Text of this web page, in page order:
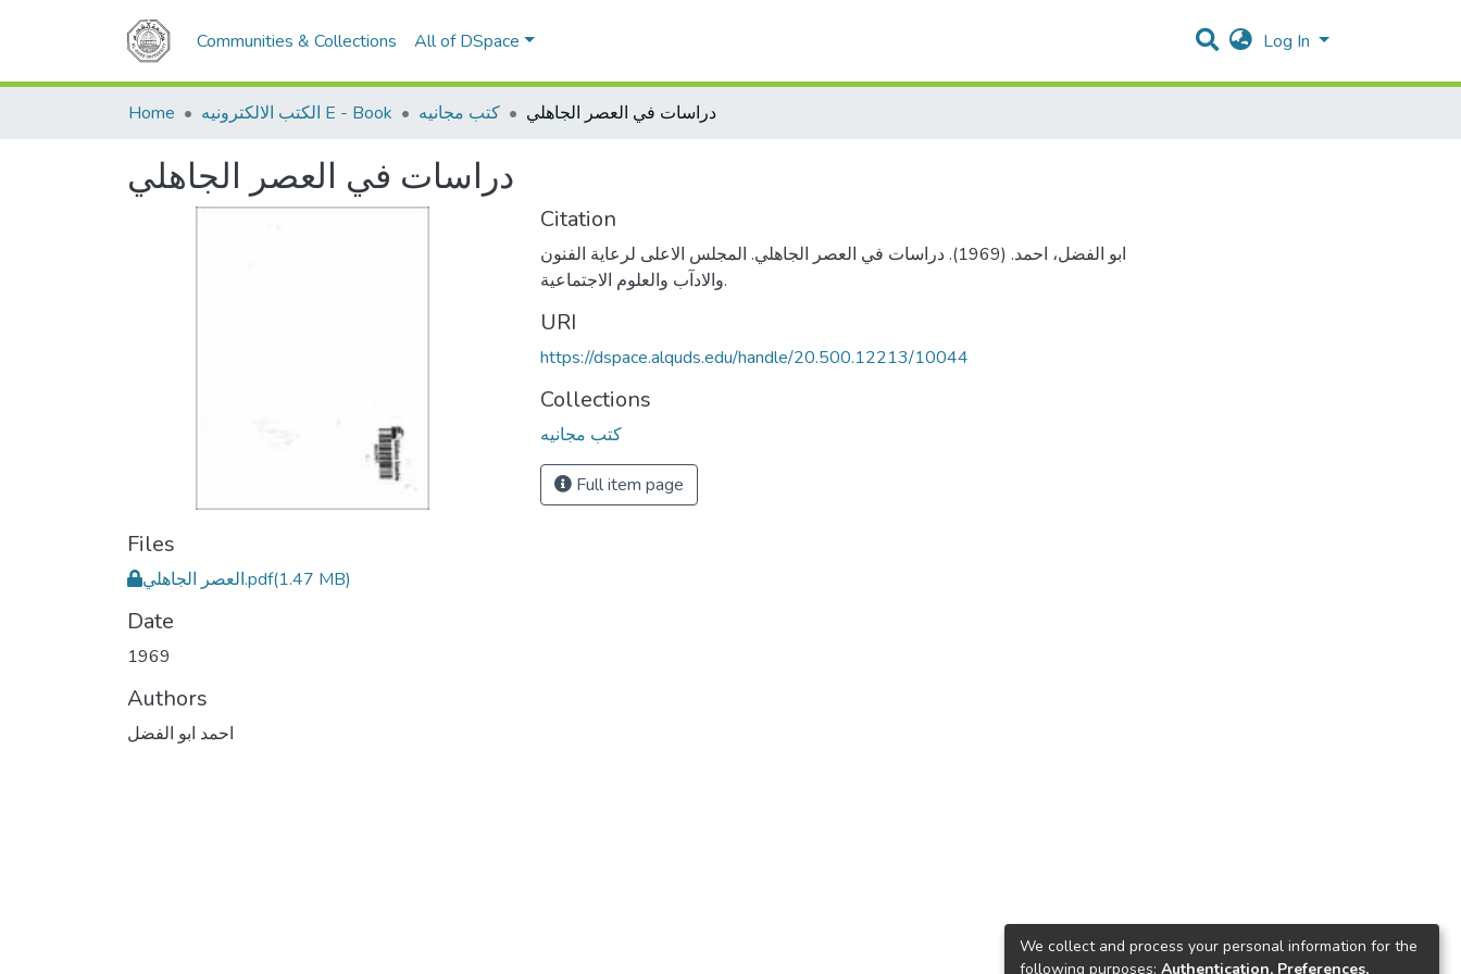
Communities & Collections All of DSpace Log In
Home الكتب الالكترونيه E - Book كتب مجانيه دراسات في العصر الجاهلي
دراسات في العصر الجاهلي
Files
العصر الجاهلي.pdf(1.47 MB)
Date
1969
Authors
احمد ابو الفضل
Citation
ابو الفضل، احمد. (1969). دراسات في العصر الجاهلي. المجلس الاعلى لرعاية الفنون
والادآب والعلوم الاجتماعية.
URI
https://dspace.alquds.edu/handle/20.500.12213/10044
Collections
كتب مجانيه
Full item page
We collect and process your personal information for the
following purposes: Authentication, Preferences,